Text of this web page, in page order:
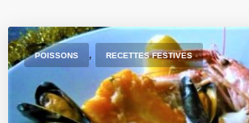
POISSONS , RECETTES FESTIVES